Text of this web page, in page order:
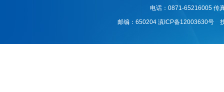
电话：0871-65216005 传
邮编：650204 滇ICP备12003630号技